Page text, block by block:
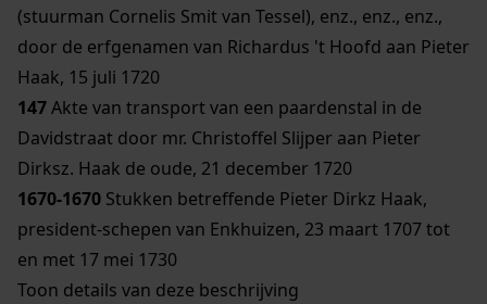
(stuurman Cornelis Smit van Tessel), enz., enz., enz.,
door de erfgenamen van Richardus 't Hoofd aan Pieter
Haak, 15 juli 1720
147Akte van transport van een paardenstal in de
Davidstraat door mr. Christoffel Slijper aan Pieter
Dirksz. Haak de oude, 21 december 1720
1670-1670 Stukken betreffende Pieter Dirkz Haak,
president-schepen van Enkhuizen, 23 maart 1707 tot
en met 17 mei 1730
Toon details van deze beschrijving